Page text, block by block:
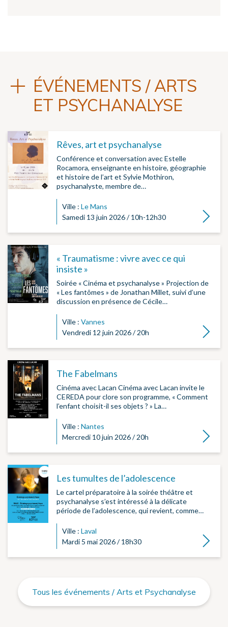
ÉVÉNEMENTS / ARTS
ET PSYCHANALYSE
Rêves, art et psychanalyse
Conférence et conversation avec Estelle
Rocamora, enseignante en histoire, géographie
et histoire de l’art et Sylvie Mothiron,
psychanalyste, membre de…
Ville : Le Mans
Samedi 13 juin 2026 / 10h-12h30
Lire la
« Traumatisme : vivre avec ce qui
insiste »
Soirée « Cinéma et psychanalyse » Projection de
« Les fantômes » de Jonathan Millet, suivi d’une
discussion en présence de Cécile…
Ville : Vannes
Vendredi 12 juin 2026 / 20h
Lire la
The Fabelmans
Cinéma avec Lacan Cinéma avec Lacan invite le
CEREDA pour clore son programme, « Comment
l’enfant choisit-il ses objets ? » La…
Ville : Nantes
Mercredi 10 juin 2026 / 20h
Lire la
Les tumultes de l’adolescence
Le cartel préparatoire à la soirée théâtre et
psychanalyse s’est intéressé à la délicate
période de l’adolescence, qui revient, comme…
Ville : Laval
Mardi 5 mai 2026 / 18h30
Lire la
Tous les événements / Arts et Psychanalyse